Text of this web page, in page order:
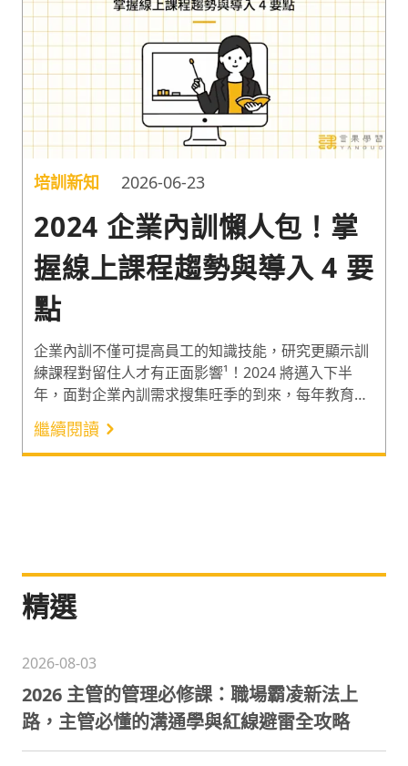
企業 HR 的真實回饋，打造出能有效檢測員工實力，
並替企業探索更多人才發展可能性的嶄新培訓服務！
培訓新知 2026-06-23
2024 企業內訓懶人包！掌
握線上課程趨勢與導入 4 要
點
企業內訓不僅可提高員工的知識技能，研究更顯示訓
練課程對留住人才有正面影響¹！2024 將邁入下半
年，面對企業內訓需求搜集旺季的到來，每年教育訓
練開課時數達數千小時的言果學習，此次為人資夥伴
整理了企業內訓課程趨勢、線上課程採購必知的 4 大
要點，以及廣受企業歡迎的課程推薦。文末也提供大
繼續閱讀
精選
2026-08-03
2026 主管的管理必修課：職場霸凌新法上
路，主管必懂的溝通學與紅線避雷全攻略